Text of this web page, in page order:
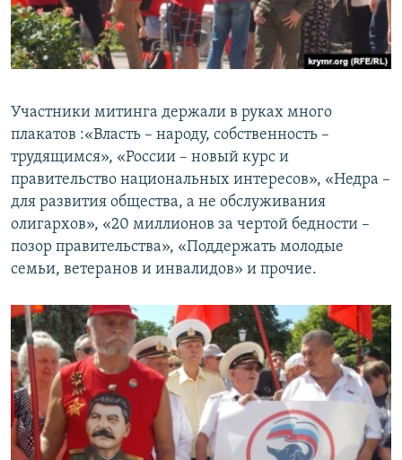
Участники митинга держали в руках много
плакатов :«Власть – народу, собственность –
трудящимся», «России – новый курс и
правительство национальных интересов», «Недра –
для развития общества, а не обслуживания
олигархов», «20 миллионов за чертой бедности –
позор правительства», «Поддержать молодые
семьи, ветеранов и инвалидов» и прочие.